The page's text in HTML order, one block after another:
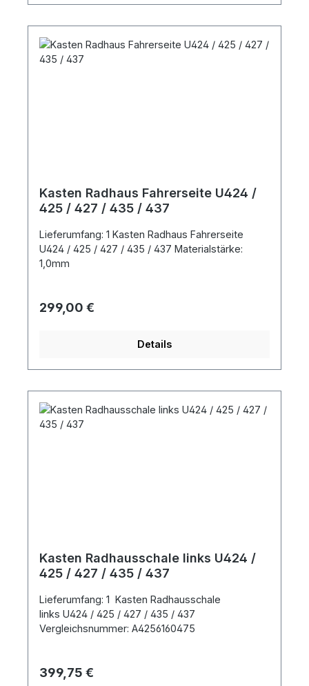
Kasten Radhaus Fahrerseite U424 /
425 / 427 / 435 / 437
Lieferumfang: 1 Kasten Radhaus Fahrerseite
U424 / 425 / 427 / 435 / 437 Materialstärke:
1,0mm
Regulärer Preis:
299,00 €
Details
Kasten Radhausschale links U424 /
425 / 427 / 435 / 437
Lieferumfang: 1 Kasten Radhausschale
links U424 / 425 / 427 / 435 / 437
Vergleichsnummer: A4256160475
Regulärer Preis:
399,75 €